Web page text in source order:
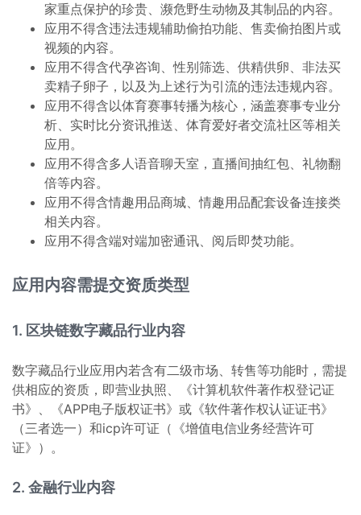
家重点保护的珍贵、濒危野生动物及其制品的内容。
应用不得含违法违规辅助偷拍功能、售卖偷拍图片或
视频的内容。
应用不得含代孕咨询、性别筛选、供精供卵、非法买
卖精子卵子，以及为上述行为引流的违法违规内容。
应用不得含以体育赛事转播为核心，涵盖赛事专业分
析、实时比分资讯推送、体育爱好者交流社区等相关
应用。
应用不得含多人语音聊天室，直播间抽红包、礼物翻
倍等内容。
应用不得含情趣用品商城、情趣用品配套设备连接类
相关内容。
应用不得含端对端加密通讯、阅后即焚功能。
应用内容需提交资质类型
1. 区块链数字藏品行业内容
数字藏品行业应用内若含有二级市场、转售等功能时，需提
供相应的资质，即营业执照、《计算机软件著作权登记证
书》、《APP电子版权证书》或《软件著作权认证证书》
（三者选一）和icp许可证（《增值电信业务经营许可
证》）。
2. 金融行业内容